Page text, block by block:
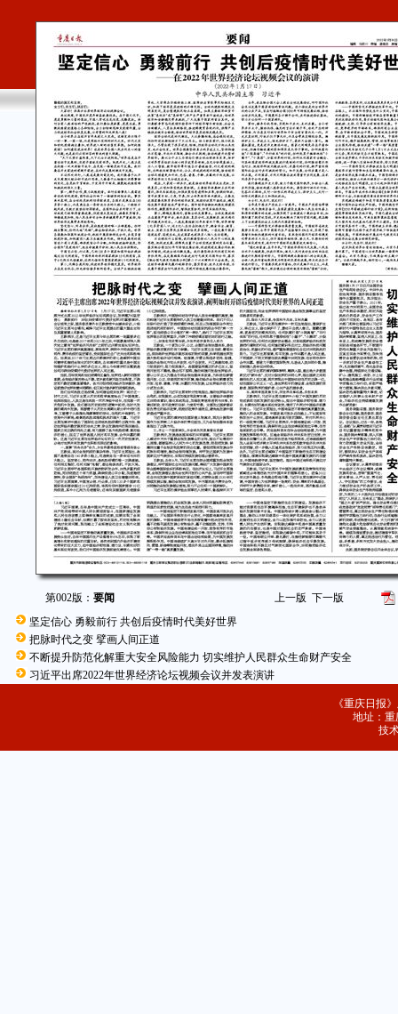
第002版：要闻 上一版 下一版
坚定信心 勇毅前行 共创后疫情时代美好世界
把脉时代之变 擘画人间正道
不断提升防范化解重大安全风险能力 切实维护人民群众生命财产安全
习近平出席2022年世界经济论坛视频会议并发表演讲
《重庆日报
地址：重
技